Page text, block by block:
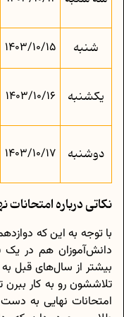
شنبه 1403/10/15
یکشنبه 1403/10/16
دوشنبه 1403/10/17
نکاتی درباره امتحانات
با توجه به این که
دانش‌آموزان هم در یک
بیشتر از سال‌های قبل
تلاششون رو به کار ببرن
امتحانات نهایی به